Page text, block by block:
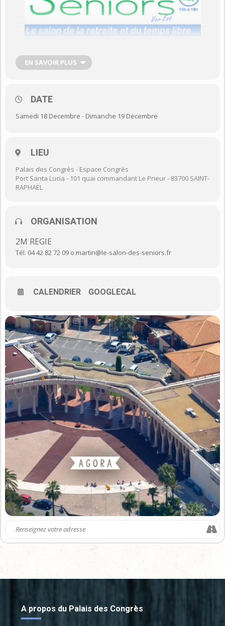
La 5ème édition du salon des seniors de
Saint-Raphaël
Au programme : des exposants dans les
secteurs du Gastronomie, Confort et
Santé, Beauté, Droits et Patrimoine, Services
à la personne…
Deux jours pendant lesquels les visiteurs
nombreuses animations.
Entrée Gratuite
EN SAVOIR PLUS
DATE
Samedi 18 Decembre - Dimanche 19 Decembre
LIEU
Palais des Congrès - Espace Congrès
Port Santa Lucia - 101 quai commandant Le Prieur - 83700 SAINT-
RAPHAËL
ORGANISATION
2M REGIE
Tél. 04 42 82 72 09 o.martin@le-salon-des-seniors.fr
CALENDRIER GOOGLECAL
A propos du Palais des Congrès